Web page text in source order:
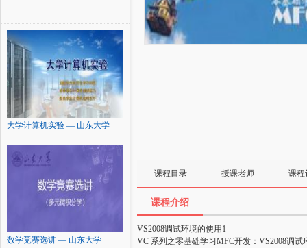
大学计算机实验 — 山东大学
数学竞赛选讲 — 山东大学
课程目录 授课老师 课程
课程介绍
VS2008调试环境的使用1
VC 系列之零基础学习MFC开发：VS2008调试